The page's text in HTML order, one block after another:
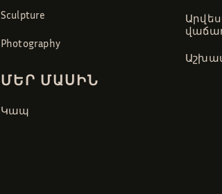
Sculpture
Photography
ՄԵՐ ՄԱՍԻՆ
Կապ